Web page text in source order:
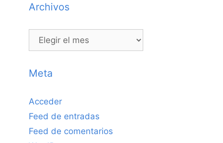
Archivos
Archivos
Meta
Acceder
Feed de entradas
Feed de comentarios